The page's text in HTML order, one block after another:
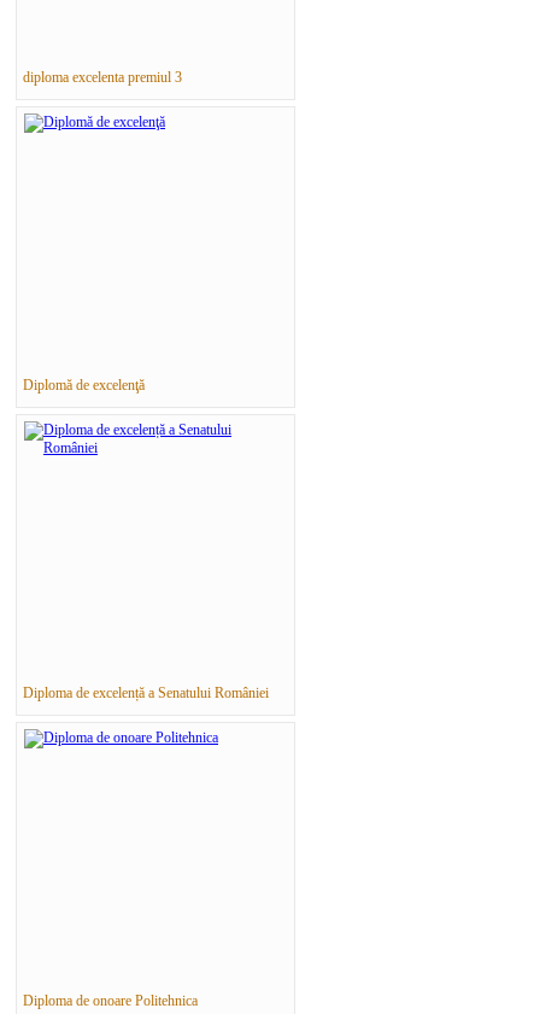
diploma excelenta premiul 3
Diplomă de excelenţă
Diploma de excelență a Senatului României
Diploma de onoare Politehnica